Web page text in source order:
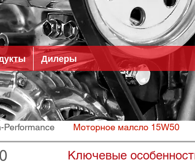
Дилеры
Performance Моторное малсло 15W50
Ключевые